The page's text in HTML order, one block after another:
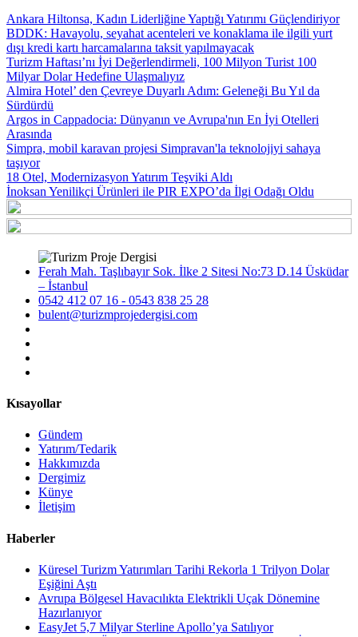
Ankara Hiltonsa, Kadın Liderliğine Yaptığı Yatırımı Güçlendiriyor
BDDK: Havayolu, seyahat acenteleri ve konaklama ile ilgili yurt
dışı kredi kartı harcamalarına taksit yapılmayacak
Turizm Haftası’nı İyi Değerlendirmeli, 100 Milyon Turist 100
Milyar Dolar Hedefine Ulaşmalıyız
Almira Hotel’ den Çevreye Duyarlı Adım: Geleneği Bu Yıl da
Sürdürdü
Argos in Cappadocia: Dünyanın ve Avrupa'nın En İyi Otelleri
Arasında
Simpra, mobil karavan projesi Simpravan'la teknolojiyi sahaya
taşıyor
18 Otel, Modernizasyon Yatırım Teşviki Aldı
İnoksan Yenilikçi Ürünleri ile PIR EXPO’da İlgi Odağı Oldu
Ferah Mah. Taşlıbayır Sok. İlke 2 Sitesi No:73 D.14 Üsküdar
– İstanbul
0542 412 07 16 - 0543 838 25 28
bulent@turizmprojedergisi.com
Kısayollar
Gündem
Yatırım/Tedarik
Hakkımızda
Dergimiz
Künye
İletişim
Haberler
Küresel Turizm Yatırımları Tarihi Rekorla 1 Trilyon Dolar
Eşiğini Aştı
Avrupa Bölgesel Havacılıkta Elektrikli Uçak Dönemine
Hazırlanıyor
EasyJet 5,7 Milyar Sterline Apollo’ya Satılıyor